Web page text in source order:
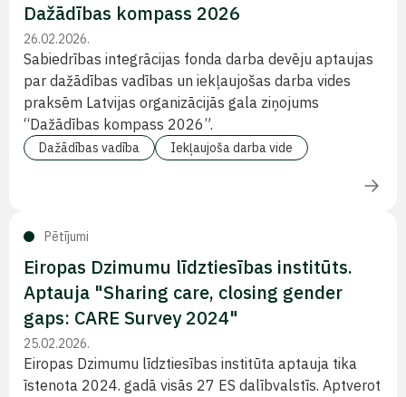
Dažādības kompass 2026
26.02.2026.
Sabiedrības integrācijas fonda darba devēju aptaujas
par dažādības vadības un iekļaujošas darba vides
praksēm Latvijas organizācijās gala ziņojums
“Dažādības kompass 2026”.
Dažādības vadība Iekļaujoša darba vide
Pētījumi
Eiropas Dzimumu līdztiesības institūts.
Aptauja "Sharing care, closing gender
gaps: CARE Survey 2024"
25.02.2026.
Eiropas Dzimumu līdztiesības institūta aptauja tika
īstenota 2024. gadā visās 27 ES dalībvalstīs. Aptverot